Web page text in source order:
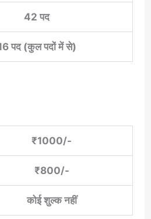
42 पद
पद (कुल पदों में से)
₹1000/-
₹800/-
कोई शुल्क नहीं